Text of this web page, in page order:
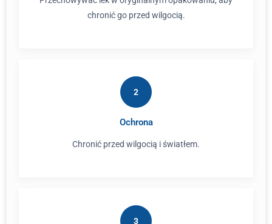
chronić go przed wilgocią.
2
Ochrona
Chronić przed wilgocią i światłem.
3